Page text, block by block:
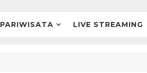
PARIWISATA LIVE STREAMING